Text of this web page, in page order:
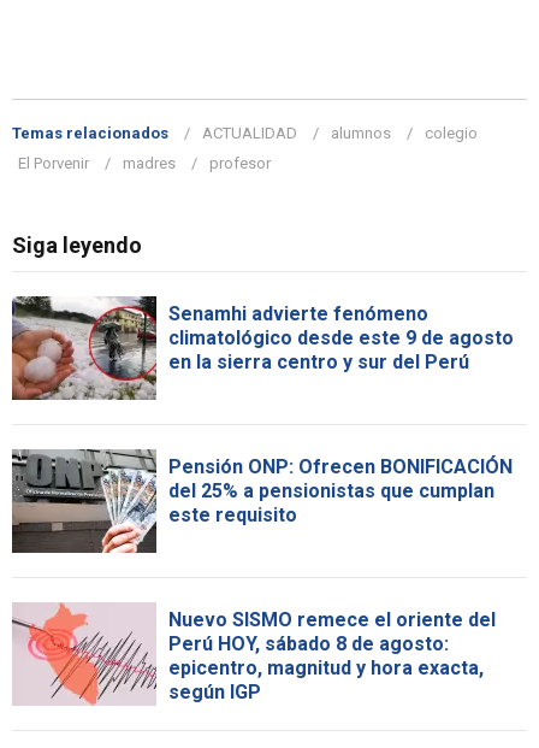
Temas relacionados ACTUALIDAD alumnos
colegio
El Porvenir
madres profesor
Siga leyendo
Senamhi advierte fenómeno
climatológico desde este 9 de agosto
en la sierra centro y sur del Perú
Pensión ONP: Ofrecen BONIFICACIÓN
del 25% a pensionistas que cumplan
este requisito
Nuevo SISMO remece el oriente del
Perú HOY, sábado 8 de agosto:
epicentro, magnitud y hora exacta,
según IGP